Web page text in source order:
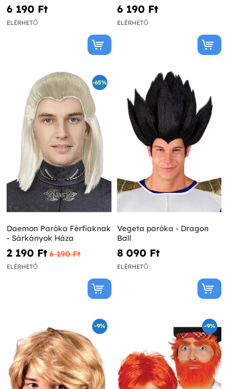
6 190 Ft‎
ELÉRHETŐ
6 190 Ft‎
ELÉRHETŐ
-65%
Daemon Paróka Férfiaknak
- Sárkányok Háza
2 190 Ft‎ 6 190 Ft‎
ELÉRHETŐ
Vegeta paróka - Dragon
Ball
8 090 Ft‎
ELÉRHETŐ
-9% -9%